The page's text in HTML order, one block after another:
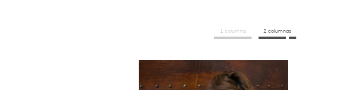
1 columna 2 columnas